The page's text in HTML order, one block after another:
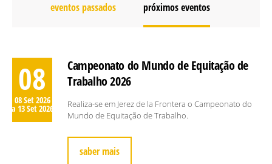
eventos passados próximos eventos
08
08 Set 2026
a 13 Set 2026
Campeonato do Mundo de Equitação de
Trabalho 2026
Realiza-se em Jerez de la Frontera o Campeonato do
Mundo de Equitação de Trabalho.
saber mais